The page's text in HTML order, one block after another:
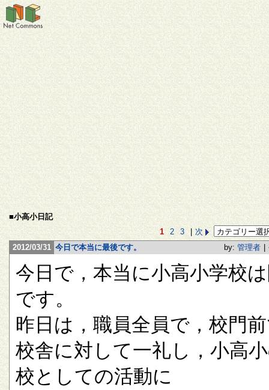
■小高小日記
1
2 3
次
2012/03/31 今日で本当に最後です。 by: 管理者
今日で，本当に小高小学校
です。
昨日は，職員全員で，校門
校舎に対して一礼し，小高
校としての活動に